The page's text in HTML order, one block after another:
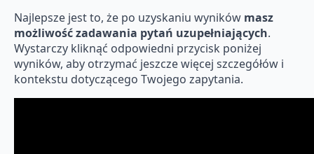
Najlepsze jest to, że po uzyskaniu wyników masz
możliwość zadawania pytań uzupełniających.
Wystarczy kliknąć odpowiedni przycisk poniżej
wyników, aby otrzymać jeszcze więcej szczegółów i
kontekstu dotyczącego Twojego zapytania.